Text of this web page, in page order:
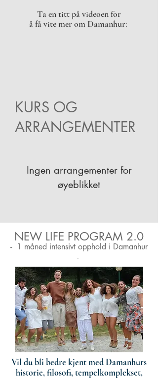
Ta en titt på videoen for
å få vite mer om Damanhur:
KURS OG
ARRANGEMENTER
Ingen arrangementer for
øyeblikket
NEW LIFE PROGRAM 2.0
- 1 måned intensivt opphold i Damanhur
-
Vil du bli bedre kjent med Damanhurs
historie, filosofi, tempelkomplekset,